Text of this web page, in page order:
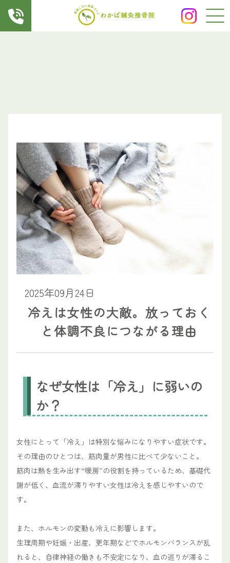
2025年09月24日
冷えは女性の大敵。放っておく
と体調不良につながる理由
なぜ女性は「冷え」に弱いの
か？
女性にとって「冷え」は特別な悩みになりやすい症状です。
その理由のひとつは、筋肉量が男性に比べて少ないこと。
筋肉は熱を生み出す“暖房”の役割を持っているため、基礎代
謝が低く、血流が滞りやすい女性は冷えを感じやすいので
す。
また、ホルモンの変動も冷えに影響します。
生理周期や妊娠・出産、更年期などでホルモンバランスが乱
れると、自律神経の働きも不安定になり、血の巡りが滞るこ